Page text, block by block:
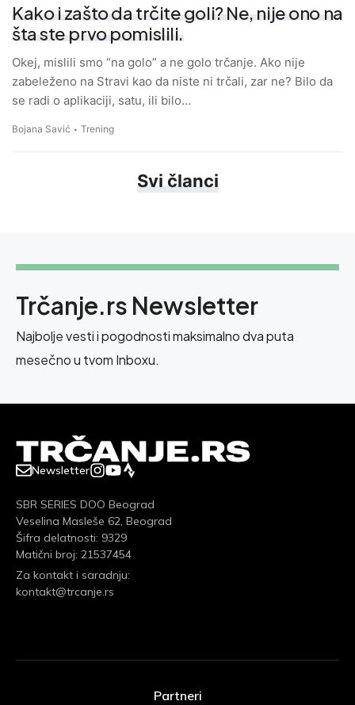
Kako i zašto da trčite goli? Ne, nije ono na
šta ste prvo pomislili.
Okej, mislili smo “na golo” a ne golo trčanje. Ako nije
zabeleženo na Stravi kao da niste ni trčali, zar ne? Bilo da
se radi o aplikaciji, satu, ili bilo…
Bojana Savić Trening
Svi članci
Trčanje.rs Newsletter
Najbolje vesti i pogodnosti maksimalno dva puta
mesečno u tvom Inboxu.
Newsletter
SBR SERIES DOO Beograd
Veselina Masleše 62, Beograd
Šifra delatnosti: 9329
Matični broj: 21537454
Za kontakt i saradnju:
kontakt@trcanje.rs
Partneri